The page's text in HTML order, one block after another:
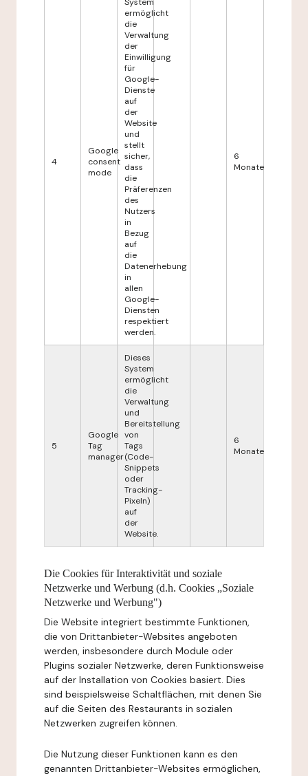
4
Google
consent
mode
ermöglicht
die
Verwaltung
der
Einwilligung
für
Google-
Dienste
auf
der
Website
und
stellt
sicher,
dass
die
Präferenzen
des
Nutzers
in
Bezug
auf
die
Datenerhebung
in
allen
Google-
Diensten
respektiert
werden.
6
Monate
5
Google
Tag
manager
Dieses
System
ermöglicht
die
Verwaltung
und
Bereitstellung
von
Tags
(Code-
Snippets
oder
Tracking-
Pixeln)
auf
der
Website.
6
Monate
Die Cookies für Interaktivität und soziale
Netzwerke und Werbung (d.h. Cookies „Soziale
Netzwerke und Werbung")
Die Website integriert bestimmte Funktionen,
die von Drittanbieter-Websites angeboten
werden, insbesondere durch Module oder
Plugins sozialer Netzwerke, deren Funktionsweise
auf der Installation von Cookies basiert. Dies
sind beispielsweise Schaltflächen, mit denen Sie
auf die Seiten des Restaurants in sozialen
Netzwerken zugreifen können.
Die Nutzung dieser Funktionen kann es den
genannten Drittanbieter-Websites ermöglichen,